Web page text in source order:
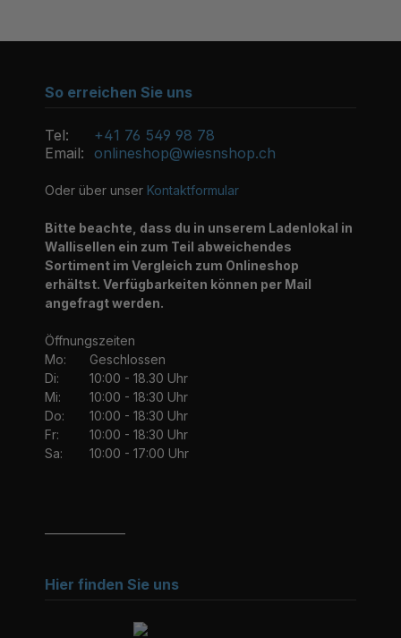
So erreichen Sie uns
Tel:
+41 76 549 98 78
Email: onlineshop@wiesnshop.ch
Oder über unser Kontaktformular
Bitte beachte, dass du in unserem Ladenlokal in
Wallisellen ein zum Teil abweichendes
Sortiment im Vergleich zum Onlineshop
erhältst. Verfügbarkeiten können per Mail
angefragt werden.
Öffnungszeiten
Mo:
Geschlossen
Di:
10:00 - 18.30 Uhr
Mi:
10:00 - 18:30 Uhr
Do:
10:00 - 18:30 Uhr
Fr:
10:00 - 18:30 Uhr
Sa:
10:00 - 17:00 Uhr
Hier finden Sie uns